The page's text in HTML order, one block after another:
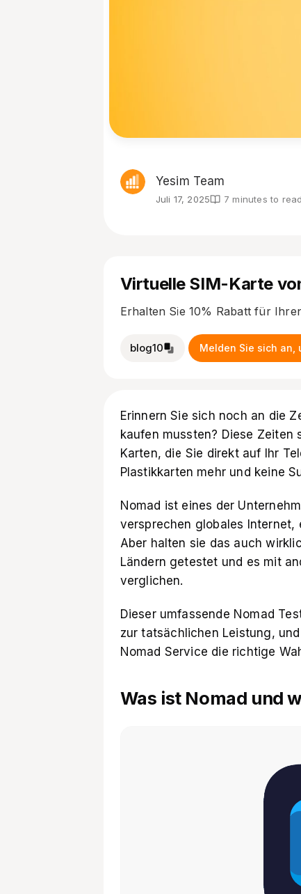
Yesim Team
Juli 17, 2025 7 minutes to read
Virtuelle SIM-Karte
Erhalten Sie 10% Rabatt für
blog10 Melden Sie sich an,
Erinnern Sie sich noch an die
kaufen mussten? Diese Zeiten
Karten, die Sie direkt auf Ihr
Plastikkarten mehr und keine
Nomad ist eines der
versprechen globales Internet,
Aber halten sie das auch
Ländern getestet und es mit
verglichen.
Dieser umfassende Nomad
zur tatsächlichen Leistung,
Nomad Service die richtige
Was ist Nomad und